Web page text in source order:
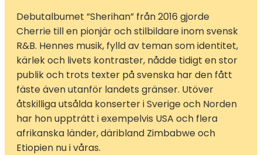
Debutalbumet ”Sherihan” från 2016 gjorde
Cherrie till en pionjär och stilbildare inom svensk
R&B. Hennes musik, fylld av teman som identitet,
kärlek och livets kontraster, nådde tidigt en stor
publik och trots texter på svenska har den fått
fäste även utanför landets gränser. Utöver
åtskilliga utsålda konserter i Sverige och Norden
har hon uppträtt i exempelvis USA och flera
afrikanska länder, däribland Zimbabwe och
Etiopien nu i våras.